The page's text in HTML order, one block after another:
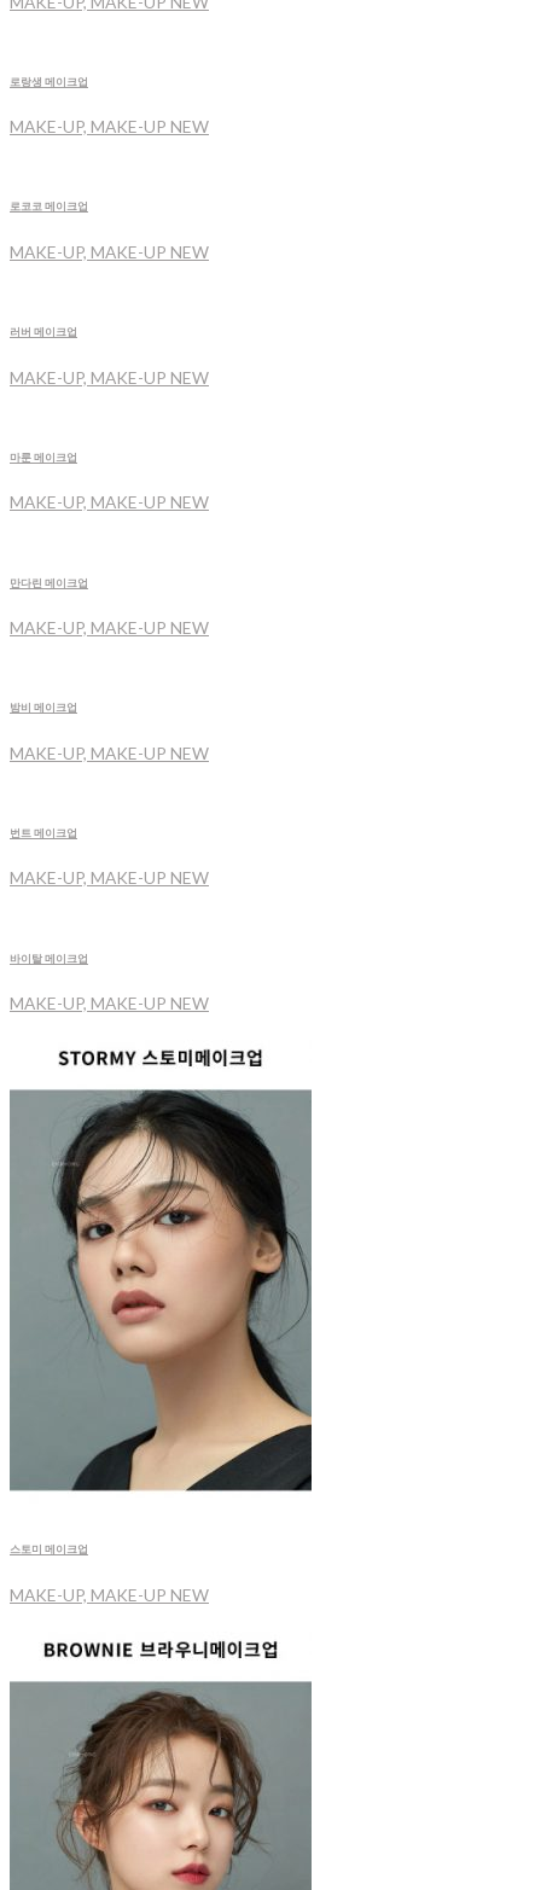
로랑생 메이크업
MAKE-UP, MAKE-UP NEW
로코코 메이크업
MAKE-UP, MAKE-UP NEW
러버 메이크업
MAKE-UP, MAKE-UP NEW
마룬 메이크업
MAKE-UP, MAKE-UP NEW
만다린 메이크업
MAKE-UP, MAKE-UP NEW
밤비 메이크업
MAKE-UP, MAKE-UP NEW
번트 메이크업
MAKE-UP, MAKE-UP NEW
바이탈 메이크업
MAKE-UP, MAKE-UP NEW
스토미 메이크업
MAKE-UP, MAKE-UP NEW